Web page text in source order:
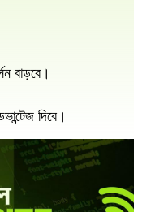
বাড়বে।
দিবে।